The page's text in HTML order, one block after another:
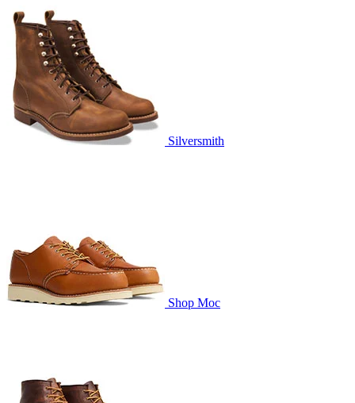
Silversmith
Shop Moc